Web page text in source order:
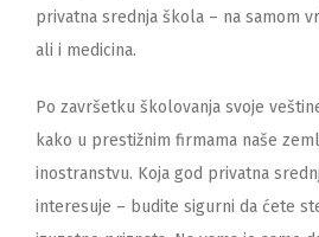
privatna srednja škola – na samom
ali i medicina.
Po završetku školovanja svoje
kako u prestižnim firmama naše
inostranstvu. Koja god privatna
interesuje – budite sigurni da ćete